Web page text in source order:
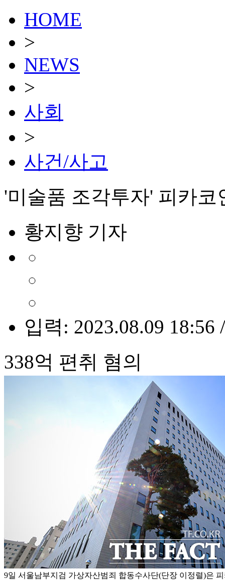
HOME
>
NEWS
>
사회
>
사건/사고
'미술품 조각투자' 피카
황지향 기자
입력: 2023.08.09 18:56
338억 편취 혐의
9일 서울남부지검 가상자산범죄 합동수사단(단장 이정렬)은